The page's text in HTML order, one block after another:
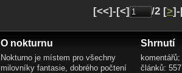
[<<]-[<]
/2 [>
O nokturnu
Nokturno je místem pro všechny
milovníky fantasie, dobrého počtení
Shrnutí
článků: 557